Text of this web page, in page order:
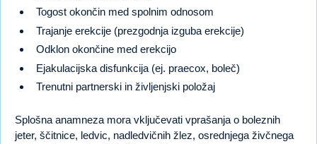
Togost okončin med spolnim odnosom
Trajanje erekcije (prezgodnja izguba erekcije)
Odklon okončine med erekcijo
Ejakulacijska disfunkcija (ej. praecox, boleč)
Trenutni partnerski in življenjski položaj
Splošna anamneza mora vključevati vprašanja o boleznih
jeter, ščitnice, ledvic, nadledvičnih žlez, osrednjega živčnega